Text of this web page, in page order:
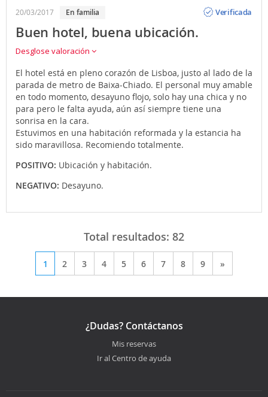
20/03/2017 en familia
Verificada
Buen hotel, buena ubicación.
Desglose valoración
El hotel está en pleno corazón de Lisboa, justo al lado de la
parada de metro de Baixa-Chiado. El personal muy amable
en todo momento, desayuno flojo, solo hay una chica y no
para pero le falta ayuda, aún así siempre tiene una
sonrisa en la cara.
Estuvimos en una habitación reformada y la estancia ha
sido maravillosa. Recomiendo totalmente.
POSITIVO: Ubicación y habitación.
NEGATIVO: Desayuno.
Total resultados: 82
1 2 3 4 5 6 7 8 9 »
¿Dudas? Contáctanos
Mis reservas
Ir al Centro de ayuda